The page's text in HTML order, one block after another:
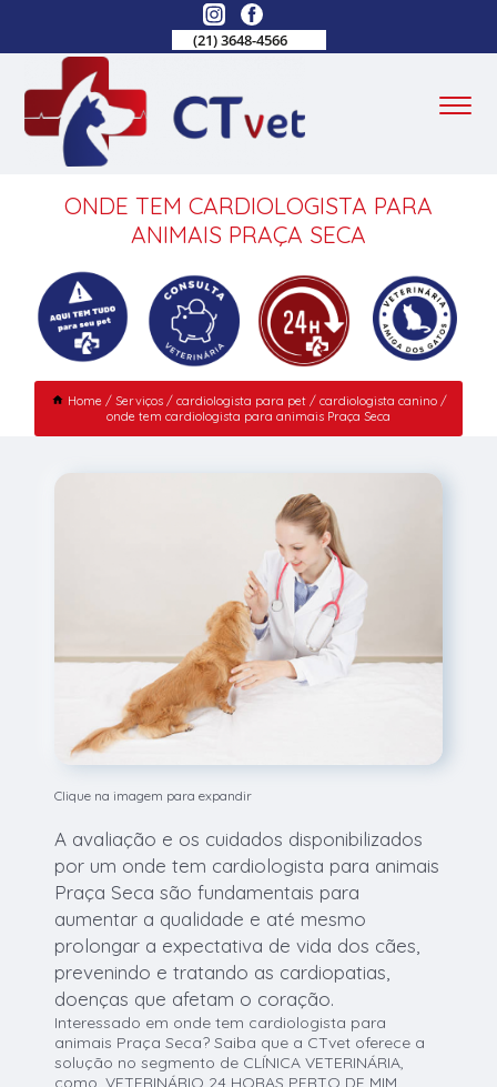
(21) 3648-4566
ONDE TEM CARDIOLOGISTA PARA
ANIMAIS PRAÇA SECA
Home Serviços cardiologista para pet
cardiologista canino
onde tem cardiologista para animais Praça Seca
Clique na imagem para expandir
A avaliação e os cuidados disponibilizados
por um onde tem cardiologista para animais
Praça Seca são fundamentais para
aumentar a qualidade e até mesmo
prolongar a expectativa de vida dos cães,
prevenindo e tratando as cardiopatias,
doenças que afetam o coração.
Interessado em onde tem cardiologista para
animais Praça Seca? Saiba que a CTvet oferece a
solução no segmento de CLÍNICA VETERINÁRIA,
como, VETERINÁRIO 24 HORAS PERTO DE MIM,